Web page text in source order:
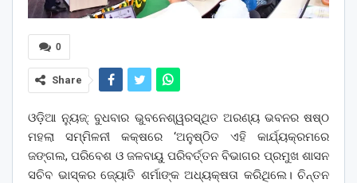
0
Share
ଓଡ଼ିଆ ନ୍ୟୁଜ୍: ବୁଧବାର ଭୁବନେଶ୍ୱରସ୍ଥିତ ଅରଣ୍ୟ ଭବନର ଷଷ୍ଠ
ମହଲା ସମ୍ମିଳନୀ କକ୍ଷରେ ‘ଅନୁଷ୍ଠିତ ଏହି କାର୍ଯ୍ୟକ୍ରମରେ
ଜଙ୍ଗଲ, ପରିବେଶ ଓ ଜଳବାୟୁ ପରିବର୍ତ୍ତନ ବିଭାଗର ପ୍ରମୁଖ ଶାସନ
ସଚିବ ଭାସ୍କର ଜ୍ୟୋତି ଶର୍ମାଙ୍କ ଅଧ୍ୟକ୍ଷତା କରିଥିଲେ। ଚିନ୍ତନ